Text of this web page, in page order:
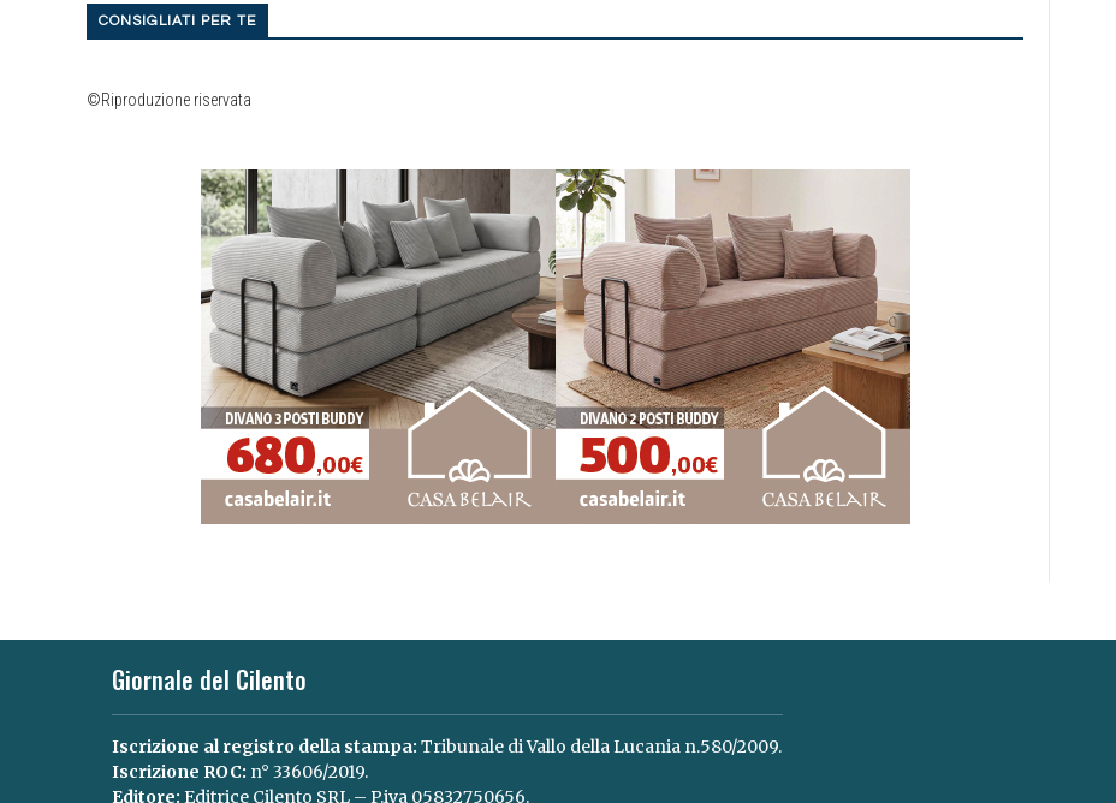
CONSIGLIATI PER TE
©Riproduzione riservata
Giornale del Cilento
Iscrizione al registro della stampa: Tribunale di Vallo della Lucania n.580/2009.
Iscrizione ROC: n° 33606/2019.
Editore: Editrice Cilento SRL – P.iva 05832750656.